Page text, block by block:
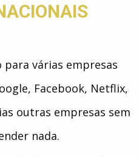
várias empresas
Facebook, Netflix,
outras empresas sem
nada.